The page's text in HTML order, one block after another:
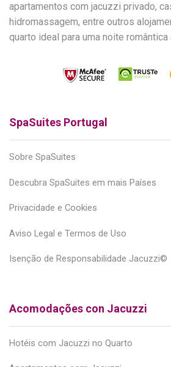
apartamentos com jacuzzi privado,
hidromassagem, entre outros
quarto ideal para uma noite romântica
SpaSuites Portugal
Sobre SpaSuites
Descubra SpaSuites em mais Países
Privacidade e Cookies
Aviso Legal e Termos de Uso
Isenção de Responsabilidade Jacuzzi©
Acomodações con Jacuzzi
Hotéis com Jacuzzi no Quarto